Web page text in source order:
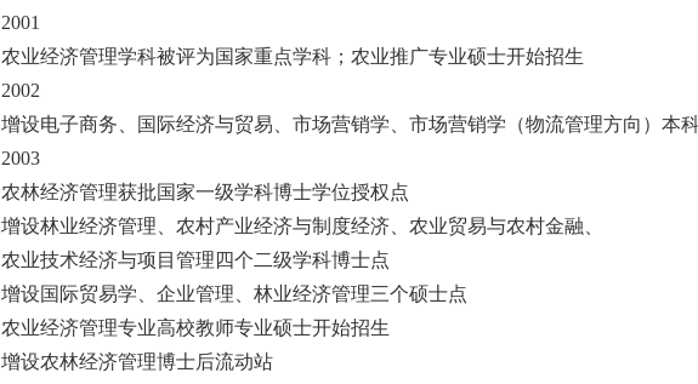
2001
农业经济管理学科被评为国家重点学科；农业推广专业硕士开始招生
2002
增设电子商务、国际经济与贸易、市场营销学、市场营销学（物流管理方向）本
2003
农林经济管理获批国家一级学科博士学位授权点
增设林业经济管理、农村产业经济与制度经济、农业贸易与农村金融、
农业技术经济与项目管理四个二级学科博士点
增设国际贸易学、企业管理、林业经济管理三个硕士点
农业经济管理专业高校教师专业硕士开始招生
增设农林经济管理博士后流动站